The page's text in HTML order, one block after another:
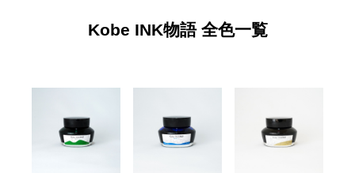
Kobe INK物語 全色一覧